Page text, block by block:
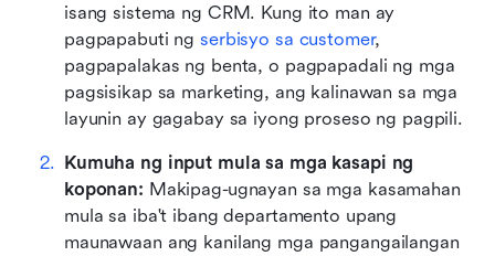
isang sistema ng CRM. Kung ito man ay
pagpapabuti ng serbisyo sa customer,
pagpapalakas ng benta, o pagpapadali ng mga
pagsisikap sa marketing, ang kalinawan sa mga
layunin ay gagabay sa iyong proseso ng pagpili.
Kumuha ng input mula sa mga kasapi ng
koponan: Makipag-ugnayan sa mga kasamahan
mula sa iba't ibang departamento upang
maunawaan ang kanilang mga pangangailangan